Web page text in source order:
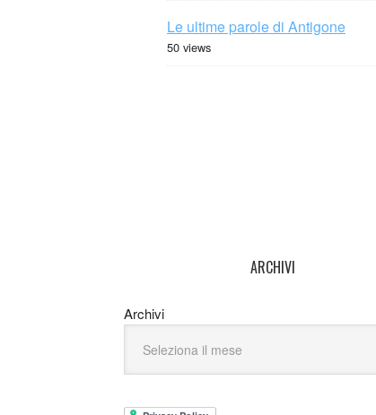
Le ultime parole di Antigone
50 views
ARCHIVI
Archivi